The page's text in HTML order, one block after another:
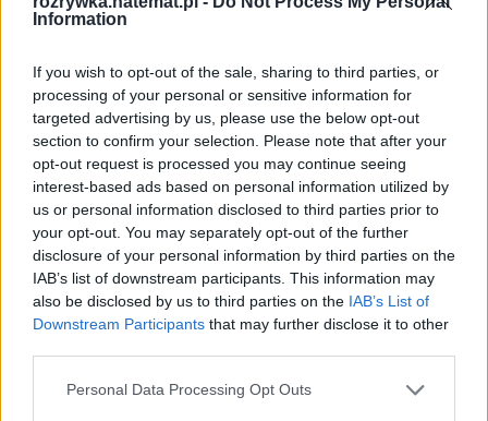
Information
If you wish to opt-out of the sale, sharing to third parties, or
processing of your personal or sensitive information for
targeted advertising by us, please use the below opt-out
section to confirm your selection. Please note that after your
opt-out request is processed you may continue seeing
interest-based ads based on personal information utilized by
us or personal information disclosed to third parties prior to
your opt-out. You may separately opt-out of the further
disclosure of your personal information by third parties on the
IAB’s list of downstream participants. This information may
also be disclosed by us to third parties on the IAB’s List of
Downstream Participants that may further disclose it to other
Personal Data Processing Opt Outs
Fot. Canal+